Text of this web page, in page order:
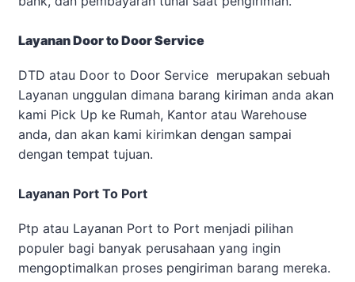
Layanan Door to Door Service
DTD atau Door to Door Service merupakan sebuah
Layanan unggulan dimana barang kiriman anda akan
kami Pick Up ke Rumah, Kantor atau Warehouse
anda, dan akan kami kirimkan dengan sampai
dengan tempat tujuan.
Layanan Port To Port
Ptp atau Layanan Port to Port menjadi pilihan
populer bagi banyak perusahaan yang ingin
mengoptimalkan proses pengiriman barang mereka.